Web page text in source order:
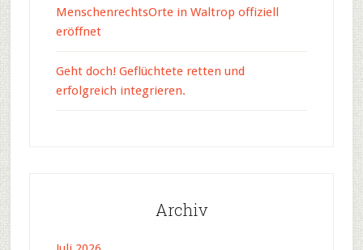
MenschenrechtsOrte in Waltrop offiziell
eröffnet
Geht doch! Geflüchtete retten und
erfolgreich integrieren.
Archiv